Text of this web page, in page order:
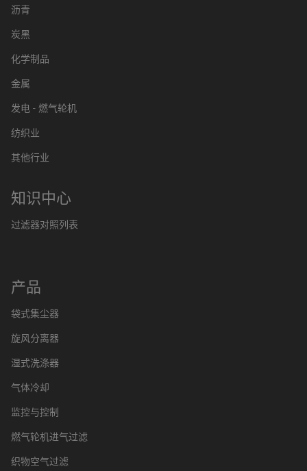
沥青
炭黑
化学制品
金属
发电 - 燃气轮机
纺织业
其他行业
知识中心
过滤器对照列表
产品
袋式集尘器
旋风分离器
湿式洗涤器
气体冷却
监控与控制
燃气轮机进气过滤
织物空气过滤